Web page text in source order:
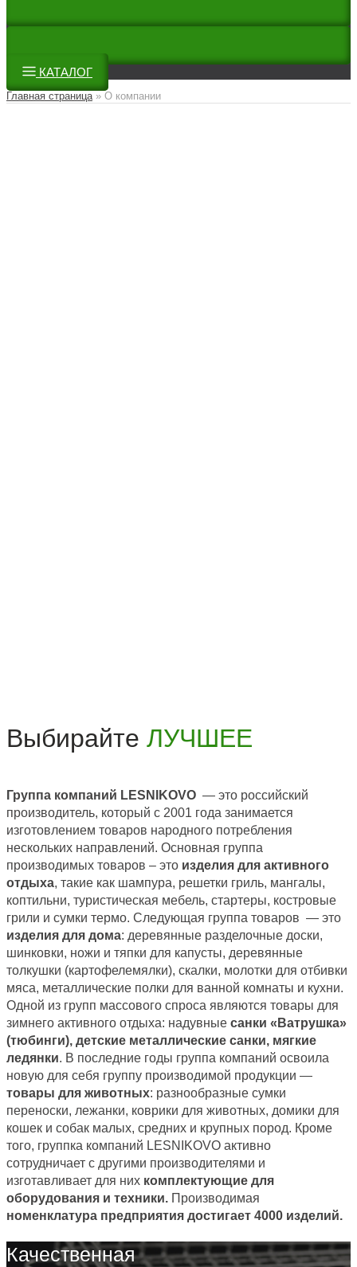
КАТАЛОГ
Главная страница» О компании
Выбирайте ЛУЧШЕЕ
Группа компаний LESNIKOVO — это российский
производитель, который с 2001 года занимается
изготовлением товаров народного потребления
нескольких направлений. Основная группа
производимых товаров – это изделия для активного
отдыха, такие как шампура, решетки гриль, мангалы,
коптильни, туристическая мебель, стартеры, костровые
грили и сумки термо. Следующая группа товаров — это
изделия для дома: деревянные разделочные доски,
шинковки, ножи и тяпки для капусты, деревянные
толкушки (картофелемялки), скалки, молотки для отбивки
мяса, металлические полки для ванной комнаты и кухни.
Одной из групп массового спроса являются товары для
зимнего активного отдыха: надувные санки «Ватрушка»
(тюбинги), детские металлические санки, мягкие
ледянки. В последние годы группа компаний освоила
новую для себя группу производимой продукции —
товары для животных: разнообразные сумки
переноски, лежанки, коврики для животных, домики для
кошек и собак малых, средних и крупных пород. Кроме
того, группка компаний LESNIKOVO активно
сотрудничает с другими производителями и
изготавливает для них комплектующие для
оборудования и техники. Производимая
номенклатура предприятия достигает 4000 изделий.
Качественная